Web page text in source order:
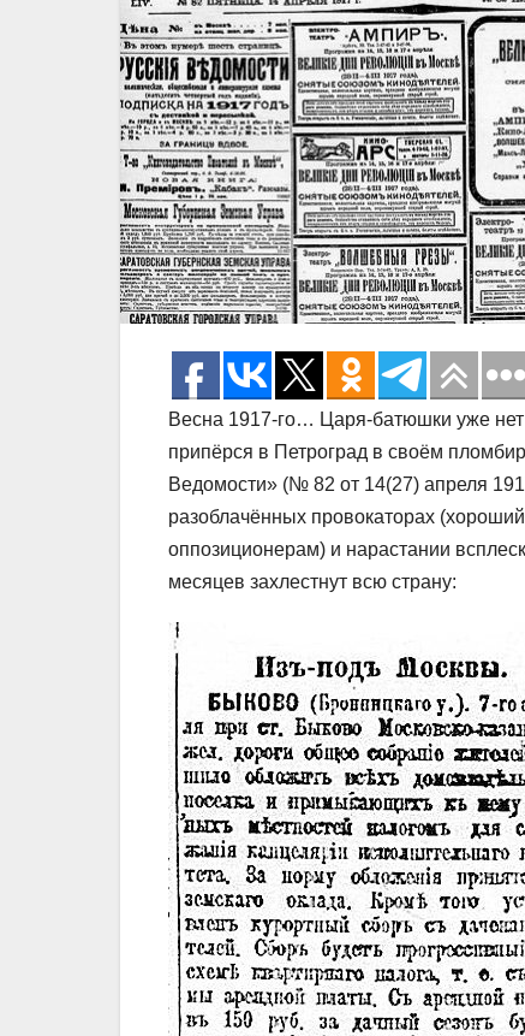
Весна 1917-го… Царя-батюшки уже
припёрся в Петроград в своём
Ведомости» (№ 82 от 14(27) апреля
разоблачённых провокаторах
оппозиционерам) и нарастании
месяцев захлестнут всю страну: